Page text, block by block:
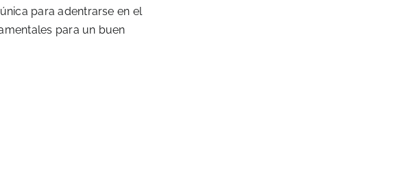
para adentrarse en el
para un buen